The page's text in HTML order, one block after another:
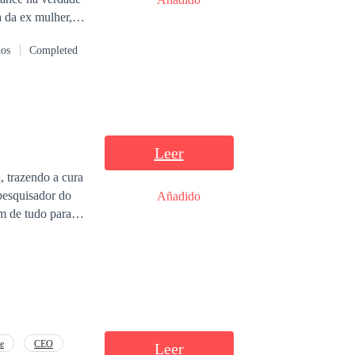
Completed
trazendo a cura
de tudo para
e
Leer
Añadido
CEO
Leer